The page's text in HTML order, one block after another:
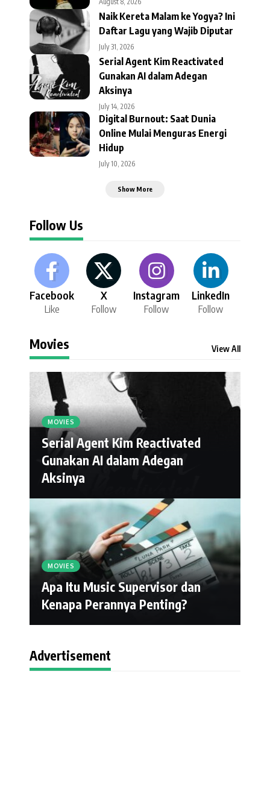
Naik Kereta Malam ke Yogya? Ini
Daftar Lagu yang Wajib Diputar
July 31, 2026
Serial Agent Kim Reactivated
Gunakan AI dalam Adegan
Aksinya
July 14, 2026
Digital Burnout: Saat Dunia
Online Mulai Menguras Energi
Hidup
July 10, 2026
Show More
Follow Us
Facebook
Like
X
Follow
Instagram
Follow
LinkedIn
Follow
Movies View All
MOVIES
Serial Agent Kim Reactivated
Gunakan AI dalam Adegan
Aksinya
MOVIES
Apa Itu Music Supervisor dan
Kenapa Perannya Penting?
Advertisement